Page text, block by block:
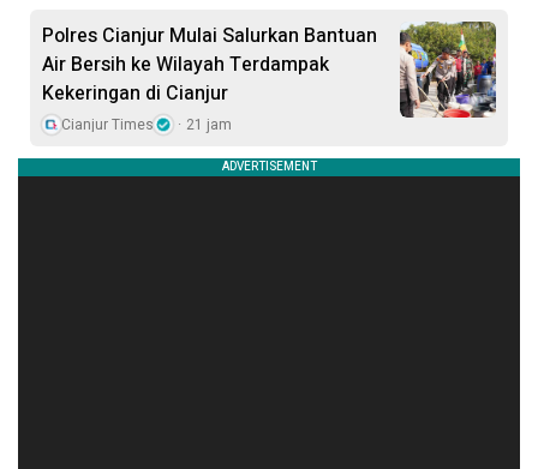
Polres Cianjur Mulai Salurkan Bantuan
Air Bersih ke Wilayah Terdampak
Kekeringan di Cianjur
Cianjur Times 21 jam